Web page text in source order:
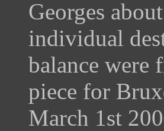
Georges
individual
balance were
piece for
March 1st